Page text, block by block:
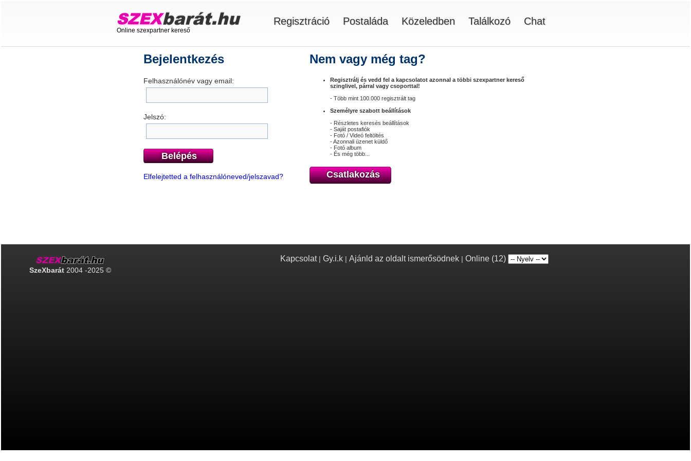
Online szexpartner kereső
Regisztráció Postaláda Közeledben Találkozó Chat
Bejelentkezés
Felhasználónév vagy email:
Jelszó:
Belépés
Elfelejtetted a felhasználóneved/jelszavad?
Nem vagy még tag?
Regisztrálj és vedd fel a kapcsolatot azonnal a többi szexpartner kereső
szinglivel, párral vagy csoporttal!
- Több mint 100.000 regisztrált tag
Személyre szabott beállítások
- Részletes keresés beállítások
- Saját postafiók
- Fotó / Videó feltöltés
- Azonnali üzenet küldő
- Fotó album
- És még több...
Csatlakozás
SzeXbarát 2004 -2025 ©
Kapcsolat | Gy.i.k | Ajánld az oldalt ismerősödnek | Online (12)